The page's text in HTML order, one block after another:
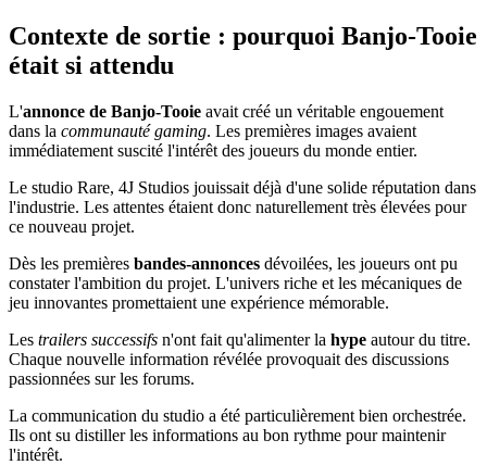
Contexte de sortie : pourquoi Banjo-Tooie
était si attendu
L'annonce de Banjo-Tooie avait créé un véritable engouement
dans la communauté gaming. Les premières images avaient
immédiatement suscité l'intérêt des joueurs du monde entier.
Le studio Rare, 4J Studios jouissait déjà d'une solide réputation dans
l'industrie. Les attentes étaient donc naturellement très élevées pour
ce nouveau projet.
Dès les premières bandes-annonces dévoilées, les joueurs ont pu
constater l'ambition du projet. L'univers riche et les mécaniques de
jeu innovantes promettaient une expérience mémorable.
Les trailers successifs n'ont fait qu'alimenter la hype autour du titre.
Chaque nouvelle information révélée provoquait des discussions
passionnées sur les forums.
La communication du studio a été particulièrement bien orchestrée.
Ils ont su distiller les informations au bon rythme pour maintenir
l'intérêt.